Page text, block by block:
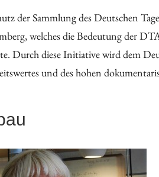
der Sammlung des Deutschen
welches die Bedeutung der
Durch diese Initiative wird dem
und des hohen